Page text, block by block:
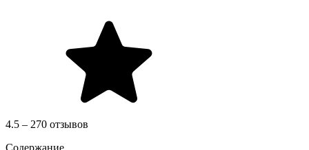
4.5 – 270 отзывов
Содержание